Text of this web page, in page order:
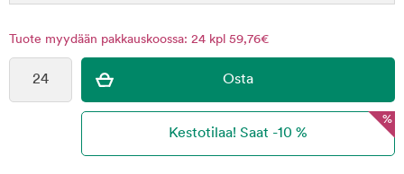
Tuote myydään pakkauskoossa: 24 kpl 59,76€
%